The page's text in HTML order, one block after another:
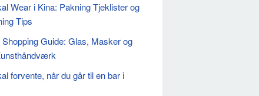
Wear i Kina: Pakning Tjeklister og
Tips
Shopping Guide: Glas, Masker og
forvente, når du går til en bar i